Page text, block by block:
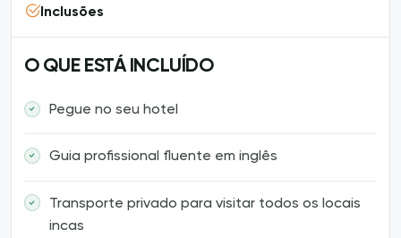
Inclusões
O QUE ESTÁ INCLUÍDO
Pegue no seu hotel
Guia profissional fluente em inglês
Transporte privado para visitar todos os locais
incas